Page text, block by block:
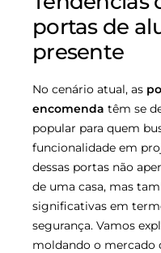
portas de
presente
No cenário atual, as
encomenda têm se
popular para quem
funcionalidade em
dessas portas não
de uma casa, mas
significativas em
segurança. Vamos
moldando o mercado